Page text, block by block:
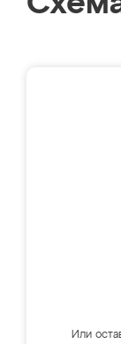
Или